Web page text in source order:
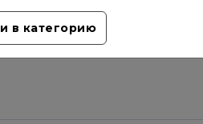
в категорию